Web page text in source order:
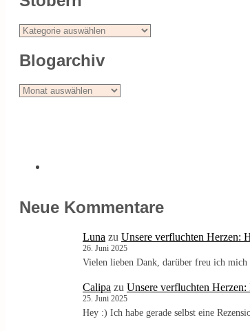
Stöbern
Blogarchiv
Blogarchiv
Neue Kommentare
Luna zu Unsere verfluchten Herzen:
26. Juni 2025
Vielen lieben Dank, darüber freu ich
Calipa zu Unsere verfluchten
25. Juni 2025
Hey :) Ich habe gerade selbst eine